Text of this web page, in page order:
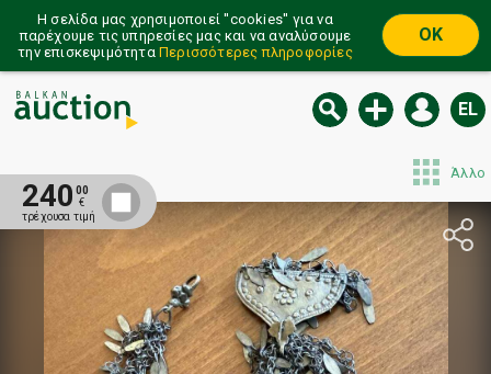
Η σελίδα μας χρησιμοποιεί ''cookies'' για να
παρέχουμε τις υπηρεσίες μας και να αναλύσουμε
την επισκεψιμότητα Περισσότερες πληροφορίες
OK
EL
Άλλο
240 00
€
τρέχουσα τιμή